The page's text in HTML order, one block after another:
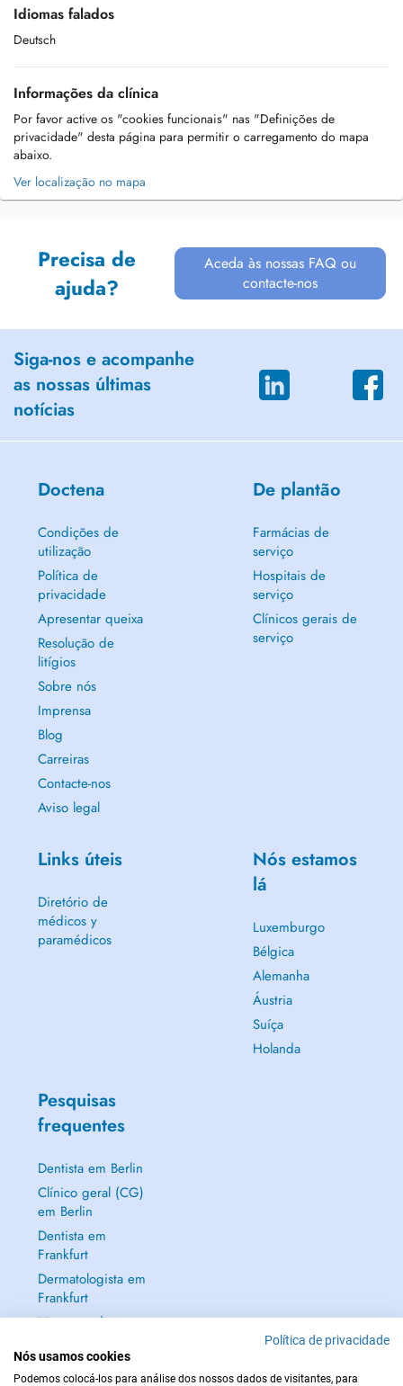
Idiomas falados
Deutsch
Informações da clínica
Por favor active os "cookies funcionais" nas "Definições de
privacidade" desta página para permitir o carregamento do mapa
abaixo.
Ver localização no mapa
Precisa de
ajuda?
Aceda às nossas FAQ ou
contacte-nos
Siga-nos e acompanhe
as nossas últimas
notícias
Doctena
Condições de
utilização
Política de
privacidade
Apresentar queixa
Resolução de
litígios
Sobre nós
Imprensa
Blog
Carreiras
Contacte-nos
Aviso legal
De plantão
Farmácias de
serviço
Hospitais de
serviço
Clínicos gerais de
serviço
Links úteis
Diretório de
médicos y
paramédicos
Nós estamos
lá
Luxemburgo
Bélgica
Alemanha
Áustria
Suíça
Holanda
Pesquisas
frequentes
Dentista em Berlin
Clínico geral (CG)
em Berlin
Dentista em
Frankfurt
Dermatologista em
Frankfurt
Mostrar tudo →
Política de privacidade
Nós usamos cookies
Podemos colocá-los para análise dos nossos dados de visitantes, para